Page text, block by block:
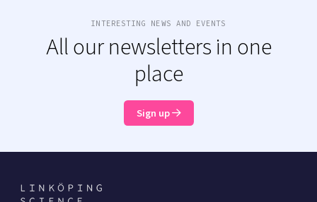
INTERESTING NEWS AND EVENTS
All our newsletters in one
place
Sign up